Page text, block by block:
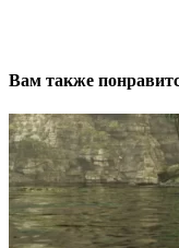
Вам также